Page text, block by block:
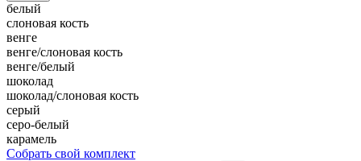
белый
слоновая кость
венге
венге/слоновая кость
венге/белый
шоколад
шоколад/слоновая кость
серый
серо-белый
карамель
Собрать свой комплект